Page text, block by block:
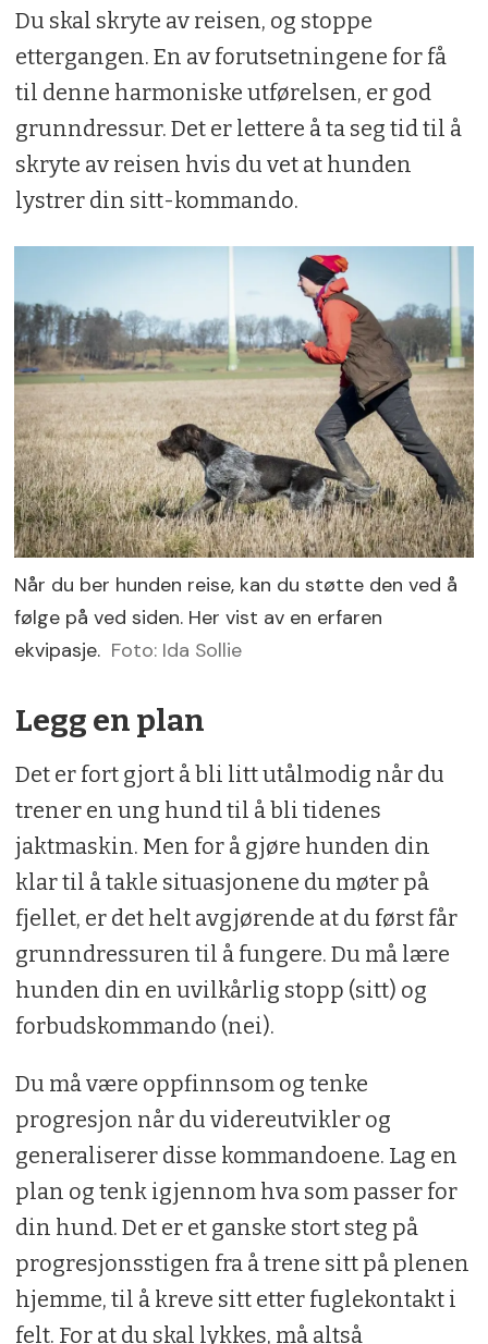
Du skal skryte av reisen, og stoppe
ettergangen. En av forutsetningene for få
til denne harmoniske utførelsen, er god
grunndressur. Det er lettere å ta seg tid til å
skryte av reisen hvis du vet at hunden
lystrer din sitt-kommando.
Når du ber hunden reise, kan du støtte den ved å
følge på ved siden. Her vist av en erfaren
ekvipasje. Foto: Ida Sollie
Legg en plan
Det er fort gjort å bli litt utålmodig når du
trener en ung hund til å bli tidenes
jaktmaskin. Men for å gjøre hunden din
klar til å takle situasjonene du møter på
fjellet, er det helt avgjørende at du først får
grunndressuren til å fungere. Du må lære
hunden din en uvilkårlig stopp (sitt) og
forbudskommando (nei).
Du må være oppfinnsom og tenke
progresjon når du videreutvikler og
generaliserer disse kommandoene. Lag en
plan og tenk igjennom hva som passer for
din hund. Det er et ganske stort steg på
progresjonsstigen fra å trene sitt på plenen
hjemme, til å kreve sitt etter fuglekontakt i
felt. For at du skal lykkes, må altså